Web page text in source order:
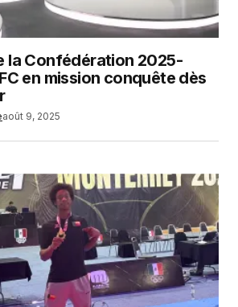
la Confédération 2025-
en mission conquête dès
août 9, 2025